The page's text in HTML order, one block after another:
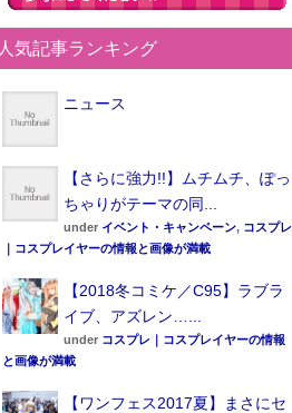
人気記事ランキング
ニュース
【さらに強力!!】ムチムチ、ぽっ
ちゃりがテーマの同...
under イベント・キャンペーン, コスプレ
｜コスプレイヤーの情報と画像が満載
【2018冬コミケ／C95】ラブラ
イブ、アズレン…...
under コスプレ｜コスプレイヤーの情報
と画像が満載
【ワンフェス2017夏】まさにセ